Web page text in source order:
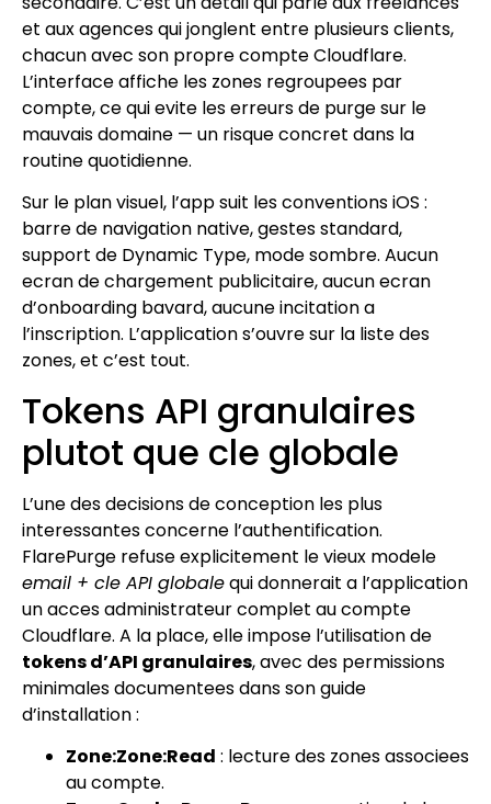
et aux agences qui jonglent entre plusieurs clients,
chacun avec son propre compte Cloudflare.
L’interface affiche les zones regroupees par
compte, ce qui evite les erreurs de purge sur le
mauvais domaine — un risque concret dans la
routine quotidienne.
Sur le plan visuel, l’app suit les conventions iOS :
barre de navigation native, gestes standard,
support de Dynamic Type, mode sombre. Aucun
ecran de chargement publicitaire, aucun ecran
d’onboarding bavard, aucune incitation a
l’inscription. L’application s’ouvre sur la liste des
zones, et c’est tout.
Tokens API granulaires
plutot que cle globale
L’une des decisions de conception les plus
interessantes concerne l’authentification.
FlarePurge refuse explicitement le vieux modele
email + cle API globalequi donnerait a l’application
un acces administrateur complet au compte
Cloudflare. A la place, elle impose l’utilisation de
tokens d’API granulaires, avec des permissions
minimales documentees dans son guide
d’installation :
Zone:Zone:Read : lecture des zones associees
au compte.